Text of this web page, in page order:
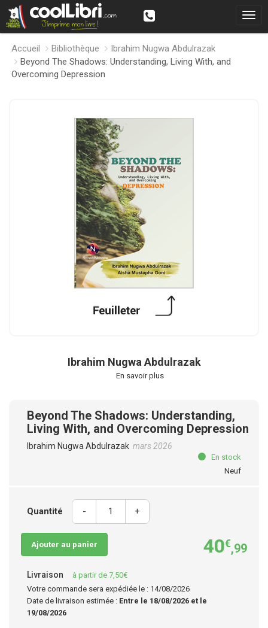
Accueil Bibliothèque
Ibrahim Nugwa Abdulrazak
Beyond The Shadows: Understanding, Living With, and
Overcoming Depression
Ibrahim Nugwa Abdulrazak
En savoir plus
Beyond The Shadows: Understanding,
Living With, and Overcoming Depression
Ibrahim Nugwa Abdulrazak mars 2026
En stock
Neuf
Quantité - +
Ajouter au panier 40€,99
Livraison
à partir de 7,50€
Votre commande sera expédiée le : 14/08/2026
Date de livraison estimée : Entre le 18/08/2026 et le
19/08/2026